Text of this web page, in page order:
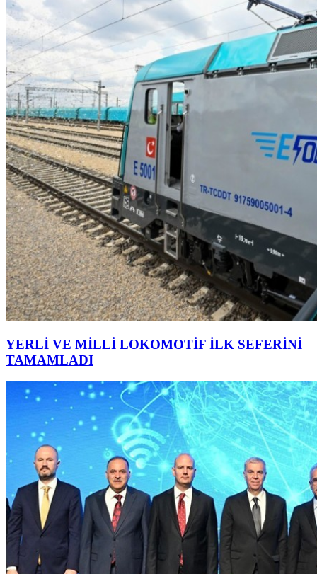
YERLİ VE MİLLİ LOKOMOTİF İLK SEFERİNİ
TAMAMLADI